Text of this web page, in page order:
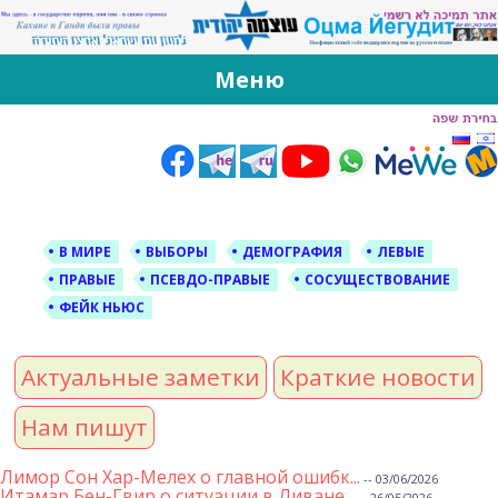
За Оцма Йегудит
עוצמה יהודית ברוסית ובעברית
Меню
В МИРЕ ВЫБОРЫ ДЕМОГРАФИЯ
ЛЕВЫЕ
ПРАВЫЕ
ПСЕВДО-ПРАВЫЕ
СОСУЩЕСТВОВАНИЕ
ФЕЙК НЬЮС
Актуальные заметки
Краткие новости
Нам пишут
Лимор Сон Хар-Мелех о главной ошибк... -- 03/06/2026